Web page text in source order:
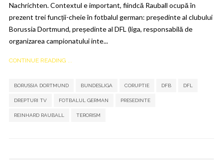
Nachrichten. Contextul e important, fiindcă Rauball ocupă în
prezent trei funcții-cheie în fotbalul german: președinte al clubului
Borussia Dortmund, președinte al DFL (liga, responsabilă de
organizarea campionatului inte...
CONTINUE READING ...
BORUSSIA DORTMUND BUNDESLIGA CORUPTIE DFB DFL
DREPTURI TV FOTBALUL GERMAN PRESEDINTE
REINHARD RAUBALL TERORISM